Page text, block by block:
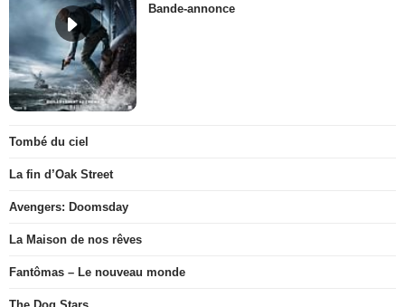
Bande-annonce
Tombé du ciel
La fin d’Oak Street
Avengers: Doomsday
La Maison de nos rêves
Fantômas – Le nouveau monde